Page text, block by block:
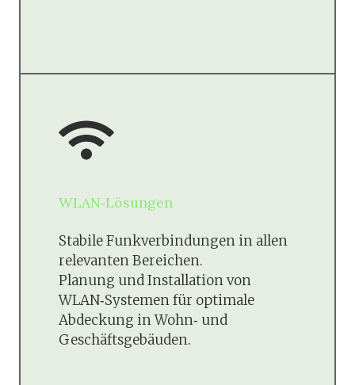
WLAN‑Lösungen
Stabile Funkverbindungen in allen
relevanten Bereichen.
Planung und Installation von
WLAN‑Systemen für optimale
Abdeckung in Wohn‑ und
Geschäftsgebäuden.